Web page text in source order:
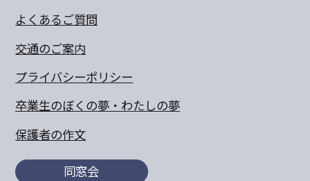
よくあるご質問
交通のご案内
プライバシーポリシー
卒業生のぼくの夢・わたしの夢
保護者の作文
同窓会